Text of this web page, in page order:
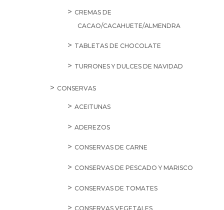
CREMAS DE
CACAO/CACAHUETE/ALMENDRA
TABLETAS DE CHOCOLATE
TURRONES Y DULCES DE NAVIDAD
CONSERVAS
ACEITUNAS
ADEREZOS
CONSERVAS DE CARNE
CONSERVAS DE PESCADO Y MARISCO
CONSERVAS DE TOMATES
CONSERVAS VEGETALES